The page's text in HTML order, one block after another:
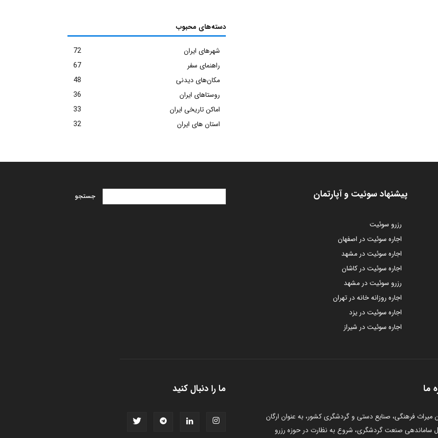
دسته‌های محبوب
شهرهای ایران
72
راهنمای سفر
67
مکان‌های دیدنی
48
روستاهای ایران
36
اماکن تاریخی ایران
33
استان های ایران
32
پیشنهاد سوئیت و آپارتمان
رزرو سوئیت
اجاره سوئیت در اصفهان
اجاره سوئیت در مشهد
اجاره سوئیت در کاشان
رزرو سوئیت در مشهد
اجاره روزانه خانه در تهران
اجاره سوئیت در یزد
اجاره سوئیت در شیراز
ما
میراث فرهنگی، صنایع دستی و گردشگری کشور، به عنوان ارگان
ساماندهی صنعت گردشگری، شروع به نظارت در حوزه رزرو
ما را دنبال کنید